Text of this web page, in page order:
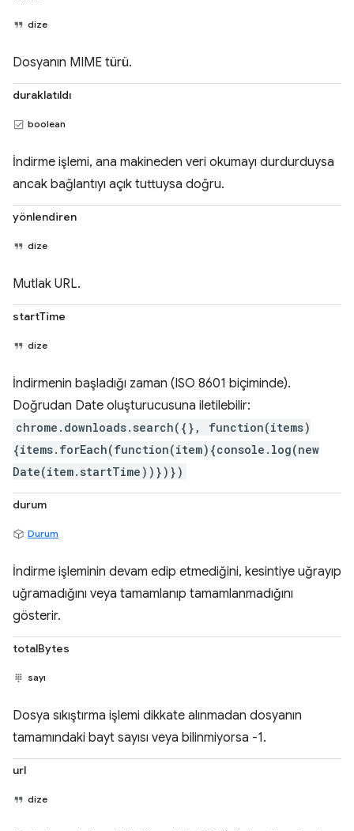
dize
Dosyanın MIME türü.
duraklatıldı
boolean
İndirme işlemi, ana makineden veri okumayı durdurduysa
ancak bağlantıyı açık tuttuysa doğru.
yönlendiren
dize
Mutlak URL.
startTime
dize
İndirmenin başladığı zaman (ISO 8601 biçiminde).
Doğrudan Date oluşturucusuna iletilebilir:
chrome.downloads.search({}, function(items)
{items.forEach(function(item){console.log(new
Date(item.startTime))})})
durum
Durum
İndirme işleminin devam edip etmediğini, kesintiye uğrayıp
uğramadığını veya tamamlanıp tamamlanmadığını
gösterir.
totalBytes
sayı
Dosya sıkıştırma işlemi dikkate alınmadan dosyanın
tamamındaki bayt sayısı veya bilinmiyorsa -1.
url
dize